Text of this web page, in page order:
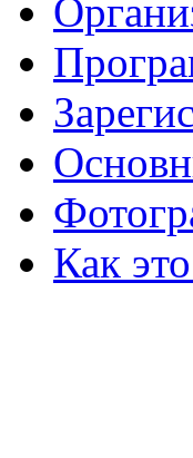
Как